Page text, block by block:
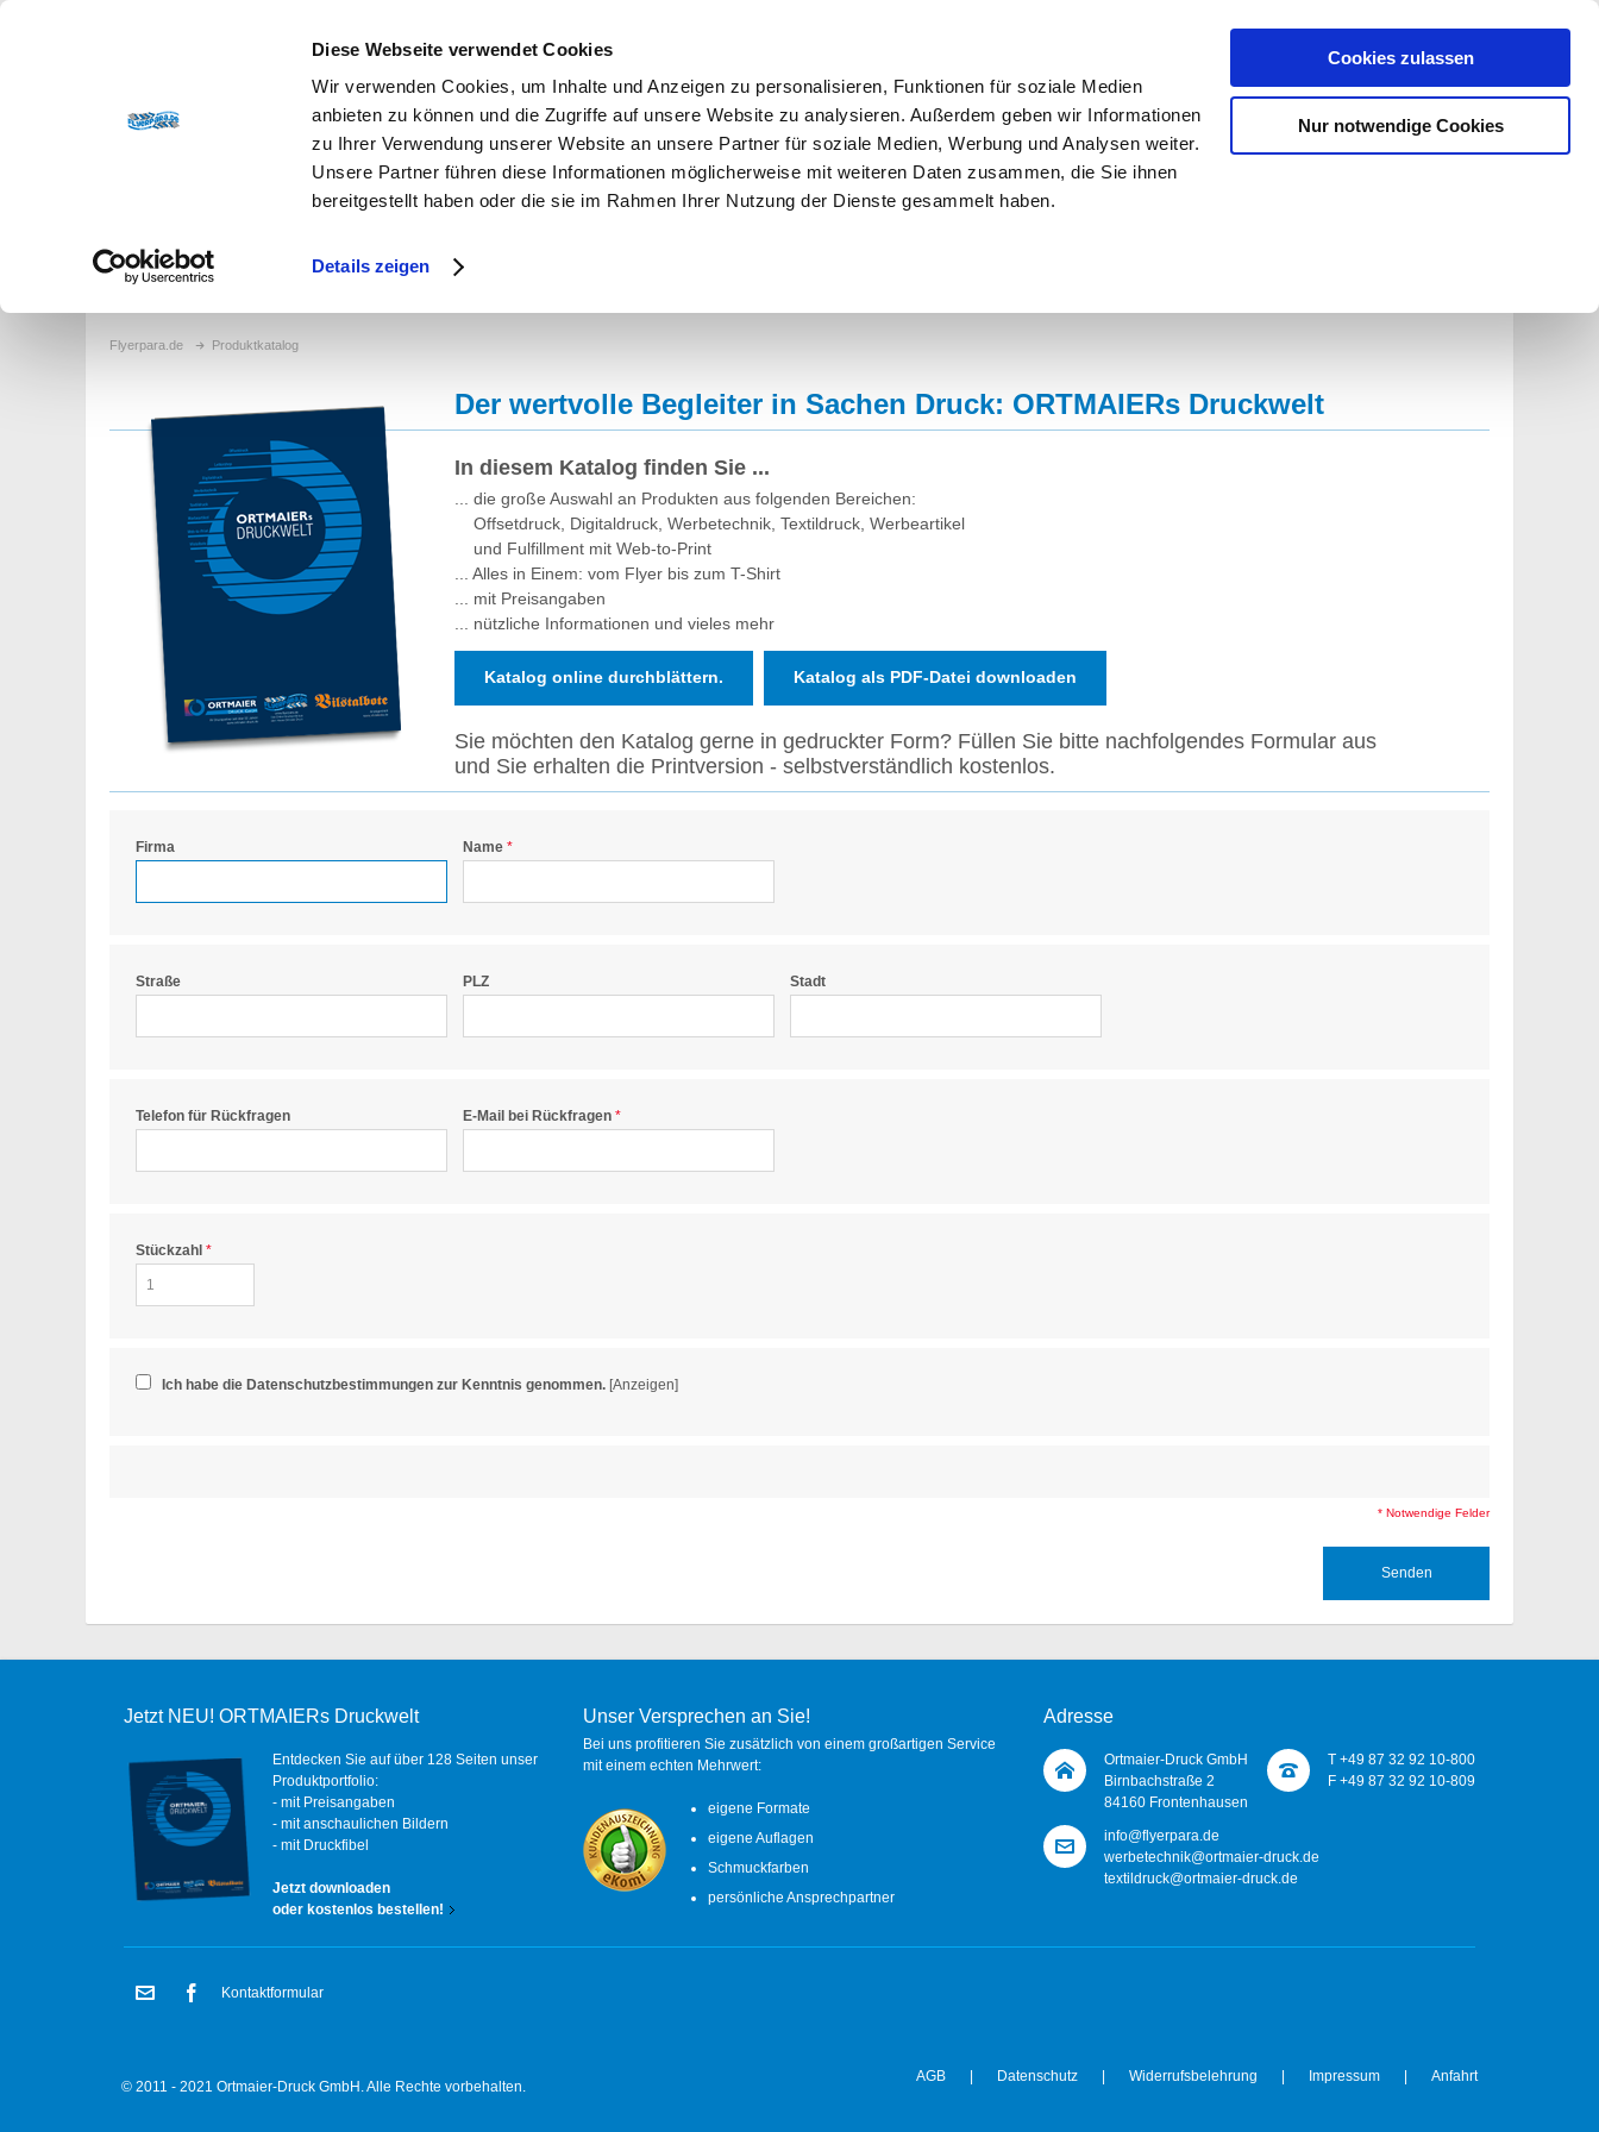
Diese Webseite verwendet Cookies
Wir verwenden Cookies, um Inhalte und Anzeigen zu personalisieren, Funktionen für soziale Medien
anbieten zu können und die Zugriffe auf unsere Website zu analysieren. Außerdem geben wir Informationen
zu Ihrer Verwendung unserer Website an unsere Partner für soziale Medien, Werbung und Analysen weiter.
Unsere Partner führen diese Informationen möglicherweise mit weiteren Daten zusammen, die Sie ihnen
bereitgestellt haben oder die sie im Rahmen Ihrer Nutzung der Dienste gesammelt haben.
Details zeigen
Cookies zulassen
Nur notwendige Cookies
Produkte Service Kontakt
Flyerpara.de Produktkatalog
Der wertvolle Begleiter in Sachen Druck: ORTMAIERs Druckwelt
In diesem Katalog finden Sie ...
... die große Auswahl an Produkten aus folgenden Bereichen:
Offsetdruck, Digitaldruck, Werbetechnik, Textildruck, Werbeartikel
und Fulfillment mit Web-to-Print
... Alles in Einem: vom Flyer bis zum T-Shirt
... mit Preisangaben
... nützliche Informationen und vieles mehr
Katalog online durchblättern. Katalog als PDF-Datei downloaden
Sie möchten den Katalog gerne in gedruckter Form? Füllen Sie bitte nachfolgendes Formular aus
und Sie erhalten die Printversion - selbstverständlich kostenlos.
Firma Name
Straße PLZ Stadt
Telefon für Rückfragen E-Mail bei Rückfragen
Stückzahl
Ich habe die Datenschutzbestimmungen zur Kenntnis genommen. [Anzeigen]
* Notwendige Felder
Senden
Jetzt NEU! ORTMAIERs Druckwelt
Entdecken Sie auf über 128 Seiten unser
Produktportfolio:
- mit Preisangaben
- mit anschaulichen Bildern
- mit Druckfibel
Jetzt downloaden
oder kostenlos bestellen!
Unser Versprechen an Sie!
Bei uns profitieren Sie zusätzlich von einem großartigen Service
mit einem echten Mehrwert:
eigene Formate
eigene Auflagen
Schmuckfarben
persönliche Ansprechpartner
Adresse
Ortmaier-Druck GmbH
Birnbachstraße 2
84160 Frontenhausen
T +49 87 32 92 10-800
F +49 87 32 92 10-809
info@flyerpara.de
werbetechnik@ortmaier-druck.de
textildruck@ortmaier-druck.de
Kontaktformular
© 2011 - 2021 Ortmaier-Druck GmbH. Alle Rechte vorbehalten.
AGB | Datenschutz | Widerrufsbelehrung | Impressum | Anfahrt